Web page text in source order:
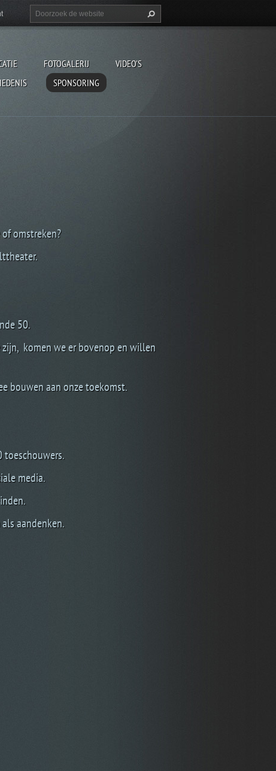
FOTOGALERIJ
VIDEO'S
SPONSORING
omstreken?
50.
komen we er bovenop en willen
bouwen aan onze toekomst.
media.
aandenken.